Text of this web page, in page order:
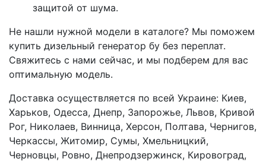
защитой от шума.
Не нашли нужной модели в каталоге? Мы поможем
купить дизельный генератор бу без переплат.
Свяжитесь с нами сейчас, и мы подберем для вас
оптимальную модель.
Доставка осуществляется по всей Украине: Киев,
Харьков, Одесса, Днепр, Запорожье, Львов, Кривой
Рог, Николаев, Винница, Херсон, Полтава, Чернигов,
Черкассы, Житомир, Сумы, Хмельницкий,
Черновцы, Ровно, Днепродзержинск, Кировоград,